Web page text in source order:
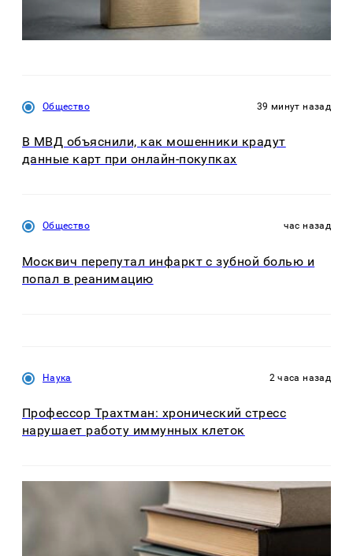
Общество 39 минут назад
В МВД объяснили, как мошенники крадут
данные карт при онлайн-покупках
Общество час назад
Москвич перепутал инфаркт с зубной болью и
попал в реанимацию
Наука 2 часа назад
Профессор Трахтман: хронический стресс
нарушает работу иммунных клеток